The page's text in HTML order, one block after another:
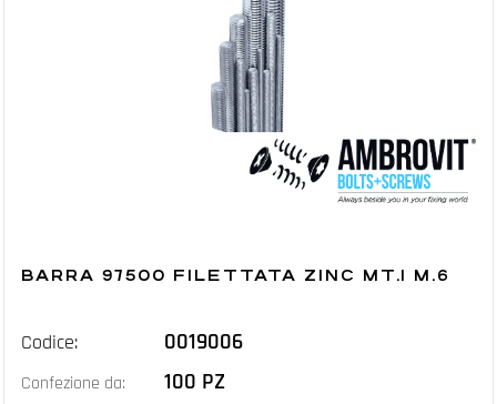
BARRA 97500 FILETTATA ZINC MT.1 M.6
Codice: 0019006
Confezione da: 100 PZ